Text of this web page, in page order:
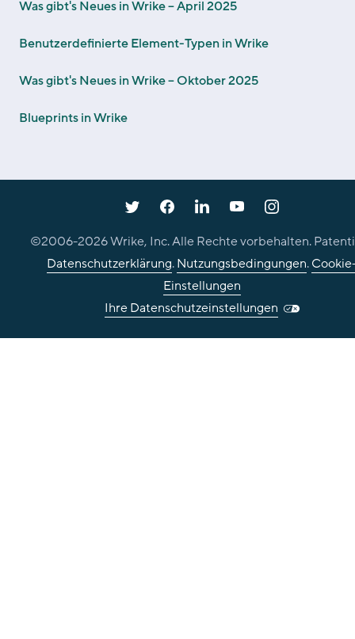
Was gibt's Neues in Wrike – April 2025
Benutzerdefinierte Element-Typen in Wrike
Was gibt's Neues in Wrike – Oktober 2025
Blueprints in Wrike
©2006-2026Wrike, Inc. Alle Rechte vorbehalten.
Datenschutzerklärung.Nutzungsbedingungen.
Einstellungen
Ihre Datenschutzeinstellungen